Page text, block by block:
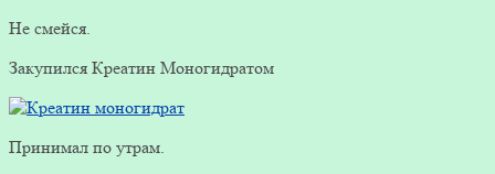
Не смейся.
Закупился Креатин Моногидратом
Принимал по утрам.